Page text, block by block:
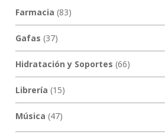
Farmacia (83)
Gafas (37)
Hidratación y Soportes (66)
Librería (15)
Música (47)